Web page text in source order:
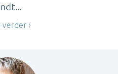
verder